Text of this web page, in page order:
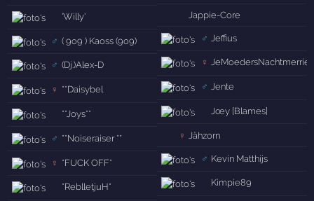
'Willy'
♂ ( 9o9 ) Kaoss (9o9)
♂ (Dj.)Alex-D
♀ **Daisybel
**Joys**
♂ **Noiseraiser **
♀ *FUCK OFF*
*ReblletjuH*
Jappie-Core
♂ Jeffius
♀ JeMoedersNachtmerrie
♂ Jente
Jœy [Blames]
♀ Jähzorn
♂ Kevin Matthijs
Kimpie89